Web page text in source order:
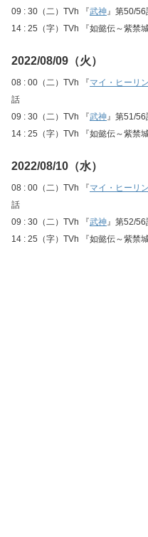
09 : 30（二）TVh 『武神 』第50/56
14 : 25（字）TVh 『如懿伝～紫禁
2022/08/09（火）
08 : 00（二）TVh 『マイ・ヒーリ
話
09 : 30（二）TVh 『武神 』第51/56
14 : 25（字）TVh 『如懿伝～紫禁
2022/08/10（水）
08 : 00（二）TVh 『マイ・ヒーリ
話
09 : 30（二）TVh 『武神 』第52/56
14 : 25（字）TVh 『如懿伝～紫禁